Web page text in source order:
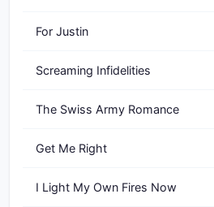
For Justin
Screaming Infidelities
The Swiss Army Romance
Get Me Right
I Light My Own Fires Now